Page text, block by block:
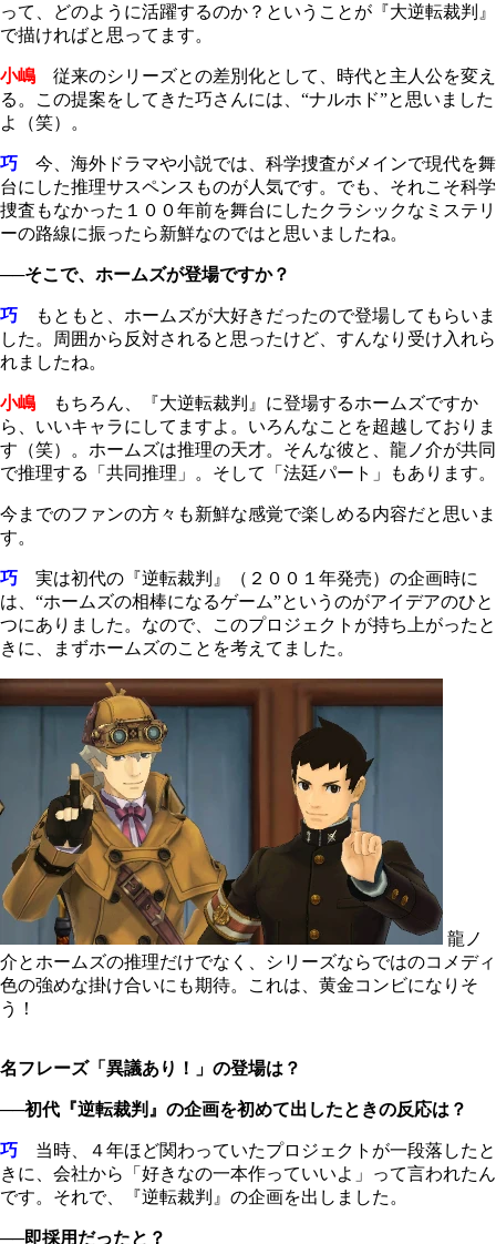
って、どのように活躍するのか？ということが『大逆転裁判』
で描ければと思ってます。
小嶋 従来のシリーズとの差別化として、時代と主人公を変え
る。この提案をしてきた巧さんには、“ナルホド”と思いました
よ（笑）。
巧 今、海外ドラマや小説では、科学捜査がメインで現代を舞
台にした推理サスペンスものが人気です。でも、それこそ科学
捜査もなかった１００年前を舞台にしたクラシックなミステリ
ーの路線に振ったら新鮮なのではと思いましたね。
──そこで、ホームズが登場ですか？
巧 もともと、ホームズが大好きだったので登場してもらいま
した。周囲から反対されると思ったけど、すんなり受け入れら
れましたね。
小嶋 もちろん、『大逆転裁判』に登場するホームズですか
ら、いいキャラにしてますよ。いろんなことを超越しておりま
す（笑）。ホームズは推理の天才。そんな彼と、龍ノ介が共同
で推理する「共同推理」。そして「法廷パート」もあります。
今までのファンの方々も新鮮な感覚で楽しめる内容だと思いま
す。
巧 実は初代の『逆転裁判』（２００１年発売）の企画時に
は、“ホームズの相棒になるゲーム”というのがアイデアのひと
つにありました。なので、このプロジェクトが持ち上がったと
きに、まずホームズのことを考えてました。
龍ノ
介とホームズの推理だけでなく、シリーズならではのコメディ
色の強めな掛け合いにも期待。これは、黄金コンビになりそ
う！
名フレーズ「異議あり！」の登場は？
──初代『逆転裁判』の企画を初めて出したときの反応は？
巧 当時、４年ほど関わっていたプロジェクトが一段落したと
きに、会社から「好きなの一本作っていいよ」って言われたん
です。それで、『逆転裁判』の企画を出しました。
──即採用だったと？